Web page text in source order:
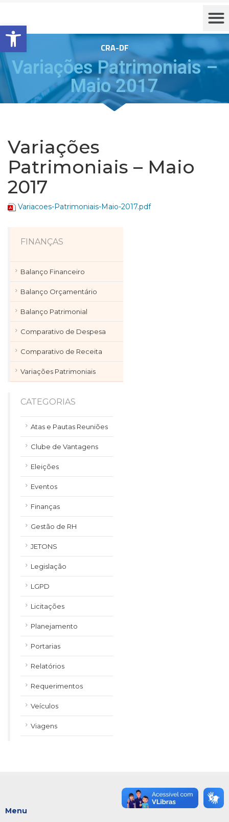
Barra de Ferramentas Aberta
CRA-DF
Variações Patrimoniais –
Maio 2017
Variações
Patrimoniais – Maio
2017
Variacoes-Patrimoniais-Maio-2017.pdf
FINANÇAS
Balanço Financeiro
Balanço Orçamentário
Balanço Patrimonial
Comparativo de Despesa
Comparativo de Receita
Variações Patrimoniais
CATEGORIAS
Atas e Pautas Reuniões
Clube de Vantagens
Eleições
Eventos
Finanças
Gestão de RH
JETONS
Legislação
LGPD
Licitações
Planejamento
Portarias
Relatórios
Requerimentos
Veículos
Viagens
Menu